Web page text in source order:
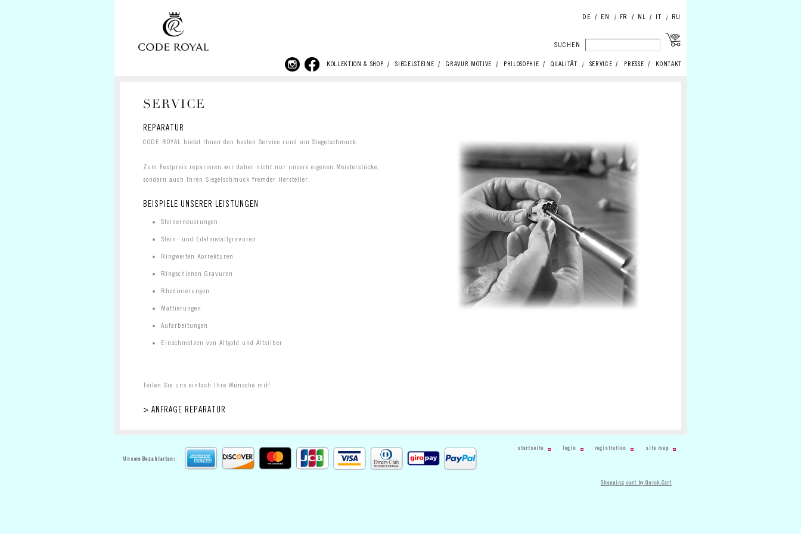
DE EN FR NL IT RU
SUCHEN
KOLLEKTION & SHOP SIEGELSTEINE GRAVUR MOTIVE PHILOSOPHIE QUALITÄT SERVICE PRESSE KONTAKT
SERVICE
REPARATUR
CODE ROYAL bietet Ihnen den besten Service rund um Siegelschmuck.
Zum Festpreis reparieren wir daher nicht nur unsere eigenen Meisterstücke,
sondern auch Ihren Siegelschmuck fremder Hersteller.
BEISPIELE UNSERER LEISTUNGEN
Steinerneuerungen
Stein- und Edelmetallgravuren
Ringweiten Korrekturen
Ringschienen Gravuren
Rhodinierungen
Mattierungen
Aufarbeitungen
Einschmelzen von Altgold und Altsilber
Teilen Sie uns einfach Ihre Wünsche mit!
> ANFRAGE REPARATUR
Unsere Bezahlarten:
startseite login registration site map
Shopping cart by Quick.Cart